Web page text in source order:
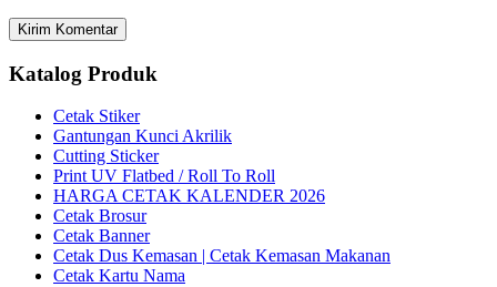
Katalog Produk
Cetak Stiker
Gantungan Kunci Akrilik
Cutting Sticker
Print UV Flatbed / Roll To Roll
HARGA CETAK KALENDER 2026
Cetak Brosur
Cetak Banner
Cetak Dus Kemasan | Cetak Kemasan Makanan
Cetak Kartu Nama